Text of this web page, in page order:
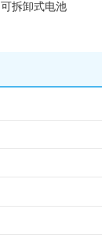
可拆卸式电池